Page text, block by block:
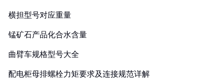
横担型号对应重量
锰矿石产品化合水含量
曲臂车规格型号大全
配电柜母排螺栓力矩要求及连接规范详解